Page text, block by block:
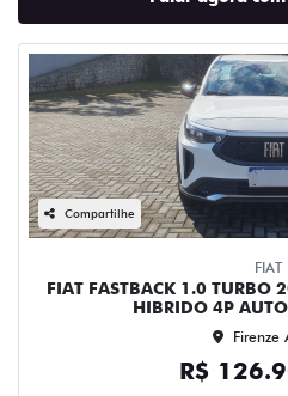
Compartilhe
FIAT
FIAT FASTBACK 1.0 TURBO
HIBRIDO 4P
Firenze
R$